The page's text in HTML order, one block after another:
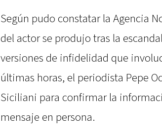
Según pudo constatar la Agencia
del actor se produjo tras la
versiones de infidelidad que
últimas horas, el periodista Pepe
Siciliani para confirmar la
mensaje en persona.